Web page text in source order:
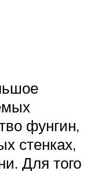
фунгин,
стенках,
Для того